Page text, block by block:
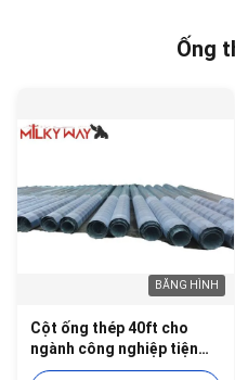
Ống
BĂNG HÌNH
Cột ống thép 40ft cho
ngành công nghiệp tiện
ích với độ dày 4mm và